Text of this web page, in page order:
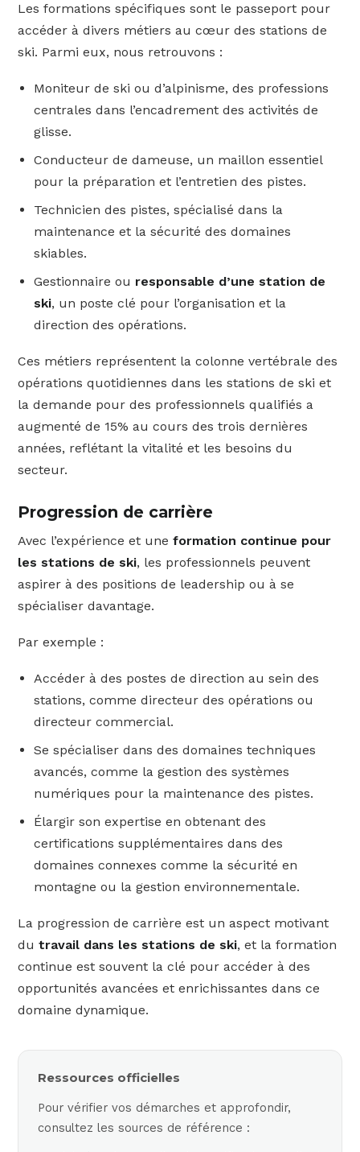
Les formations spécifiques sont le passeport pour
accéder à divers métiers au cœur des stations de
ski. Parmi eux, nous retrouvons :
Moniteur de ski ou d’alpinisme, des professions
centrales dans l’encadrement des activités de
glisse.
Conducteur de dameuse, un maillon essentiel
pour la préparation et l’entretien des pistes.
Technicien des pistes, spécialisé dans la
maintenance et la sécurité des domaines
skiables.
Gestionnaire ou responsable d’une station de
ski, un poste clé pour l’organisation et la
direction des opérations.
Ces métiers représentent la colonne vertébrale des
opérations quotidiennes dans les stations de ski et
la demande pour des professionnels qualifiés a
augmenté de 15% au cours des trois dernières
années, reflétant la vitalité et les besoins du
secteur.
Progression de carrière
Avec l’expérience et une formation continue pour
les stations de ski, les professionnels peuvent
aspirer à des positions de leadership ou à se
spécialiser davantage.
Par exemple :
Accéder à des postes de direction au sein des
stations, comme directeur des opérations ou
directeur commercial.
Se spécialiser dans des domaines techniques
avancés, comme la gestion des systèmes
numériques pour la maintenance des pistes.
Élargir son expertise en obtenant des
certifications supplémentaires dans des
domaines connexes comme la sécurité en
montagne ou la gestion environnementale.
La progression de carrière est un aspect motivant
du travail dans les stations de ski, et la formation
continue est souvent la clé pour accéder à des
opportunités avancées et enrichissantes dans ce
domaine dynamique.
Ressources officielles
Pour vérifier vos démarches et approfondir,
consultez les sources de référence :